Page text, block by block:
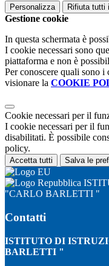
Personalizza Rifiuta tutti
Gestione cookie
In questa schermata è
I cookie necessari sono
piattaforma e non è
Per conoscere quali sono i
visionare la COOKIE
Cookie necessari per il
I cookie necessari per il
disabilitati. È possibile
policy.
Accetta tutti Salva le
"CARLO BARLETTI "
Contatti
ISTITUTO DI
BARLETTI "